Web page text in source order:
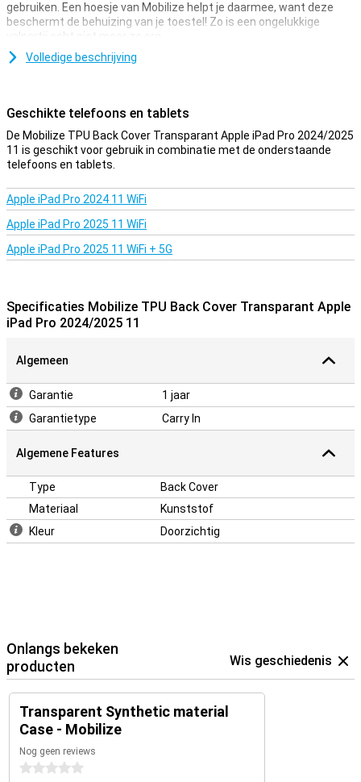
gebruiken. Een hoesje van Mobilize helpt je daarmee, want deze
beschermt de behuizing van je toestel! Zo is een ongelukkige
valpartij echt niet meer zo erg.
Deze case is gemaakt van stevig kunststof, wat ervoor zorgt dat
Bescherming en transparantie
Bescherming en transparantie, dit hoesje biedt het allebei. Deze
beschermt namelijk tegen de meest voorkomende schade. Vallen,
stoten en krassen. Door dat de case doorzichtig is, kan je nog
gemaakt van TPU. Dit is een flexibele vorm van kunststof en zorgt
voor goede bescherming van je toestel. Zo wordt de kans op
schade, zoals krassen, wat kleiner en houd je je tablet langer mooi.
Volledige beschrijving
Geschikte telefoons en tablets
De Mobilize TPU Back Cover Transparant Apple iPad Pro 2024/2025
11 is geschikt voor gebruik in combinatie met de onderstaande
telefoons en tablets.
Apple iPad Pro 2024 11 WiFi
Apple iPad Pro 2025 11 WiFi
Apple iPad Pro 2025 11 WiFi + 5G
Specificaties Mobilize TPU Back Cover Transparant Apple
iPad Pro 2024/2025 11
Algemeen
Garantie
1 jaar
Garantietype
Carry In
Algemene Features
Type
Back Cover
Materiaal
Kunststof
Kleur
Doorzichtig
Onlangs bekeken
producten
Wis geschiedenis
Transparent Synthetic material
Case - Mobilize
Nog geen reviews
0 sterren